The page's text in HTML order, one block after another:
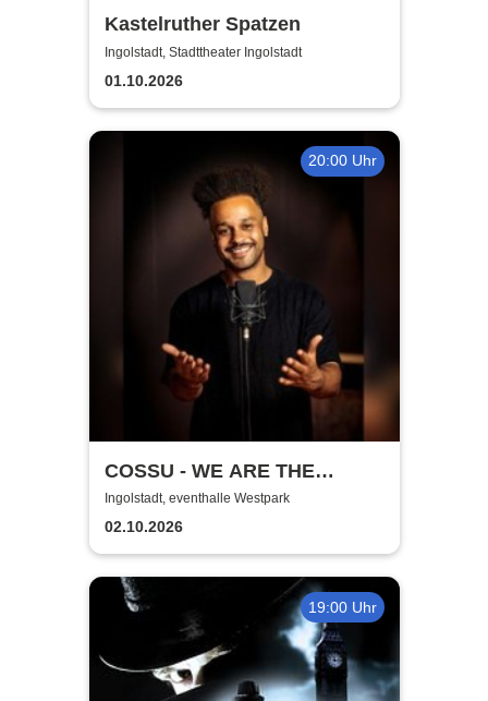
Kastelruther Spatzen
Ingolstadt, Stadttheater Ingolstadt
01.10.2026
20:00 Uhr
COSSU - WE ARE THE
GERMANS - Stand-Up
Comedy
Ingolstadt, eventhalle Westpark
02.10.2026
19:00 Uhr